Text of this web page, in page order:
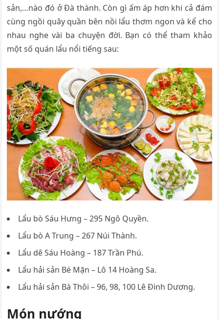
sản,…nào đó ở Đà thành. Còn gì ấm áp hơn khi cả đám
cùng ngồi quây quần bên nồi lẩu thơm ngon và kể cho
nhau nghe vài ba chuyện đời. Bạn có thể tham khảo
một số quán lẩu nổi tiếng sau:
Lẩu bò Sáu Hưng – 295 Ngô Quyền.
Lẩu bò A Trung – 267 Núi Thành.
Lẩu dê Sáu Hoàng – 187 Trần Phú.
Lẩu hải sản Bé Mặn – Lô 14 Hoàng Sa.
Lẩu hải sản Bà Thôi – 96, 98, 100 Lê Đình Dương.
Món nướng